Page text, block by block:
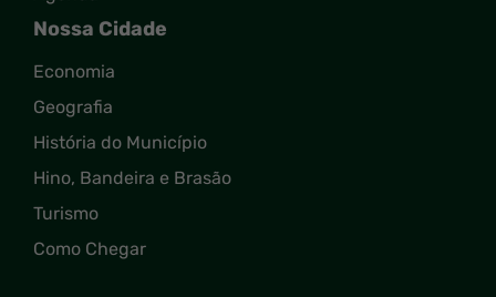
Nossa Cidade
Economia
Geografia
História do Município
Hino, Bandeira e Brasão
Turismo
Como Chegar